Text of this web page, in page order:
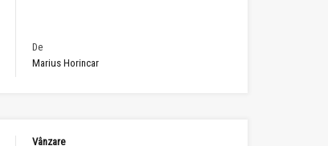
De
Marius Horincar
Vânzare